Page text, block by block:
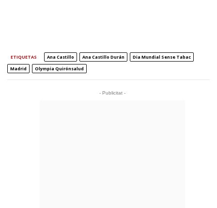
ETIQUETAS Ana Castillo Ana Castillo Durán
Dia Mundial Sense Tabac
Madrid
Olympia Quirónsalud
- Publicitat -